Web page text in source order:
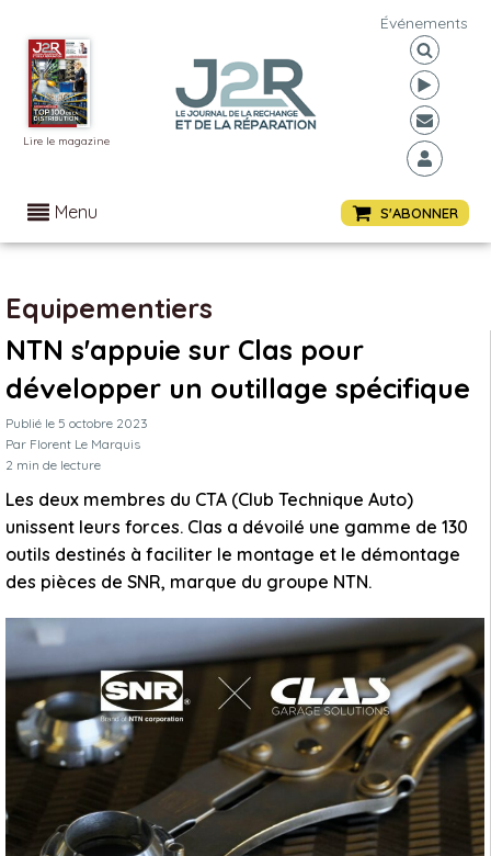
Lire le magazine
Événements
Menu S'ABONNER
Equipementiers
NTN s'appuie sur Clas pour
développer un outillage spécifique
Publié le 5 octobre 2023
Par Florent Le Marquis
2 min de lecture
Les deux membres du CTA (Club Technique Auto)
unissent leurs forces. Clas a dévoilé une gamme de 130
outils destinés à faciliter le montage et le démontage
des pièces de SNR, marque du groupe NTN.